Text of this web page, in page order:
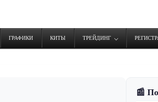
ГРАФИКИ КИТЫ ТРЕЙДИНГ
📰